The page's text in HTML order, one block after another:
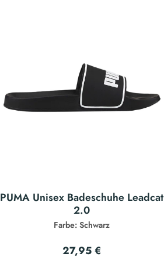
PUMA Unisex Badeschuhe Leadcat
2.0
Farbe: Schwarz
27,95 €